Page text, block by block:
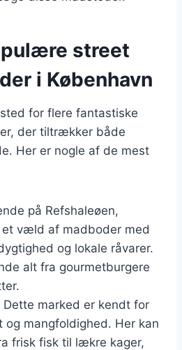
street
i København
for flere fantastiske
der tiltrækker både
Her er nogle af de mest
på Refshaleøen,
væld af madboder med
og lokale råvarer.
alt fra gourmetburgere
Dette marked er kendt for
og mangfoldighed. Her kan
frisk fisk til lækre kager,